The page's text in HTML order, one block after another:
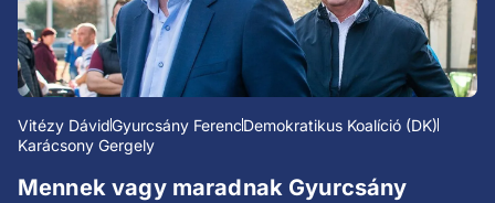
Vitézy DávidGyurcsány FerencDemokratikus Koalíció (DK)
Karácsony Gergely
Mennek vagy maradnak Gyurcsány